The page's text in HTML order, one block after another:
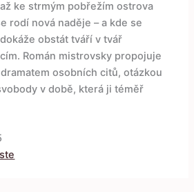
ke strmým pobřežím ostrova
rodí nová naděje – a kde se
obstát tváří v tvář
Román mistrovsky propojuje
osobních citů, otázkou
v době, která ji téměř